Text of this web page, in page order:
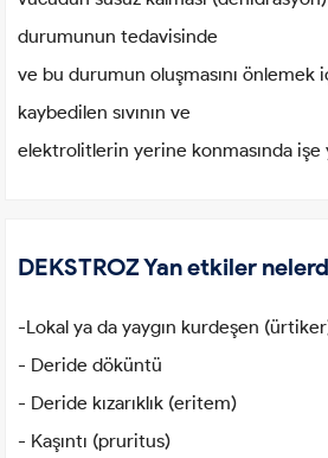
durumunun tedavisinde
ve bu durumun oluşmasını önlemek
kaybedilen sıvının ve
elektrolitlerin yerine konmasında işe
DEKSTROZ Yan etkiler
-Lokal ya da yaygın kurdeşen
- Deride döküntü
- Deride kızarıklık (eritem)
- Kaşıntı (pruritus)